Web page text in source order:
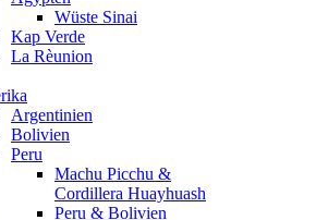
Wüste Sinai
Kap Verde
La Rèunion
Argentinien
Bolivien
Peru
Machu Picchu &
Cordillera Huayhuash
Peru & Bolivien